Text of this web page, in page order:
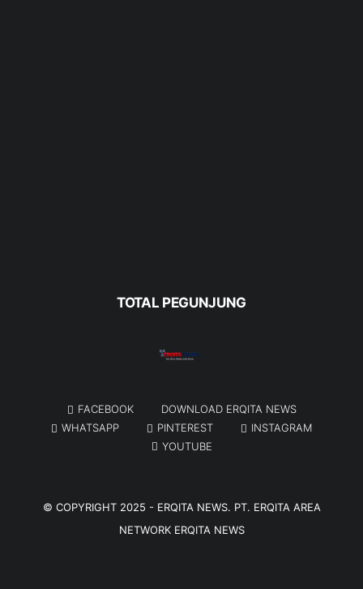
TOTAL PEGUNJUNG
FACEBOOK
DOWNLOAD ERQITA NEWS
WHATSAPP
PINTEREST
INSTAGRAM
YOUTUBE
© COPYRIGHT 2025 - ERQITA NEWS. PT. ERQITA AREA
NETWORK ERQITA NEWS